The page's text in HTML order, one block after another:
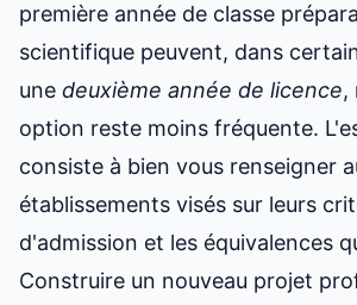
première année de classe
scientifique peuvent, dans
une deuxième année de licence,
option reste moins fréquente.
consiste à bien vous renseigner
établissements visés sur leurs
d'admission et les équivalences
Construire un nouveau projet